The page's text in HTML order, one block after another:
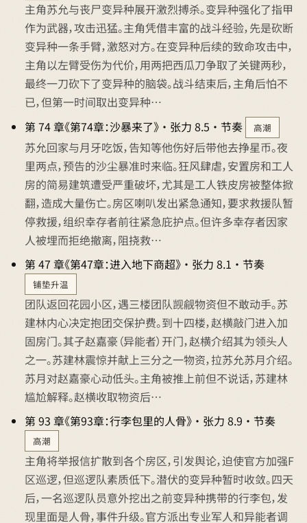
主角苏允与丧尸变异种展开激烈搏杀。变异种强化了指甲
作为武器，攻击迅猛。主角凭借丰富的战斗经验，先是砍断
变异种一条手臂，激怒对方。在变异种后续的致命攻击中，
主角以左臂受伤为代价，用两把西瓜刀争取了关键两秒，
最终一刀砍下了变异种的脑袋。战斗结束后，主角后怕不
已，但第一时间取出变异种…
第 74 章《第74章：沙暴来了》 · 张力 8.5 · 节奏
高潮
苏允回家与月牙吃饭，告知等他伤好后带他去挣星币。夜
里两点，预告的沙尘暴准时来临。狂风肆虐，安置房和工人
房的简易建筑遭受严重破坏，尤其是工人铁皮房被整体掀
翻，造成大量伤亡。房区喇叭发出紧急通知，要求救援队暂
停救援，组织幸存者前往紧急庇护点。但许多幸存者因家
人被埋而拒绝撤离，阻挠救…
第 47 章《第47章：进入地下商超》 · 张力 8.1 · 节奏
铺垫升温
团队返回花园小区，遇三楼团队觊觎物资但不敢动手。苏
建林内心决定抱团交保护费。到十四楼，赵横敲门进入加
固房门。其子赵嘉豪（异能者）开门，赵横介绍其为领头人
之一。苏建林震惊并献上三分之一物资，拉苏允苏月介绍。
苏月对赵嘉豪心动低头。主角被推上前但不说话，苏建林
尴尬解释。赵横收取物资后…
第 93 章《第93章：行李包里的人骨》 · 张力 8.9 · 节奏
高潮
主角将举报信扩散到各个房区，引发舆论，迫使官方加强F
区巡逻，但巡逻队素质低下。潜伏的变异种暂时收敛。四天
后，一名巡逻队员意外挖出之前变异种携带的行李包，发
现里面是人骨，事件升级。官方派出专业军人和异能者调